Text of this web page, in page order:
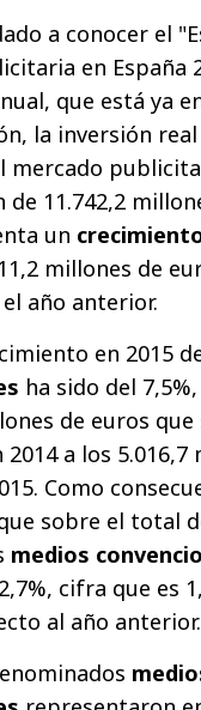
a conocer el
en España
que está ya
la inversión
mercado
de 11.742,2
un
millones de
año anterior.
en 2015
ha sido del
de euros que
a los 5.016,7
Como
sobre el total
medios
cifra que es
al año anterior.